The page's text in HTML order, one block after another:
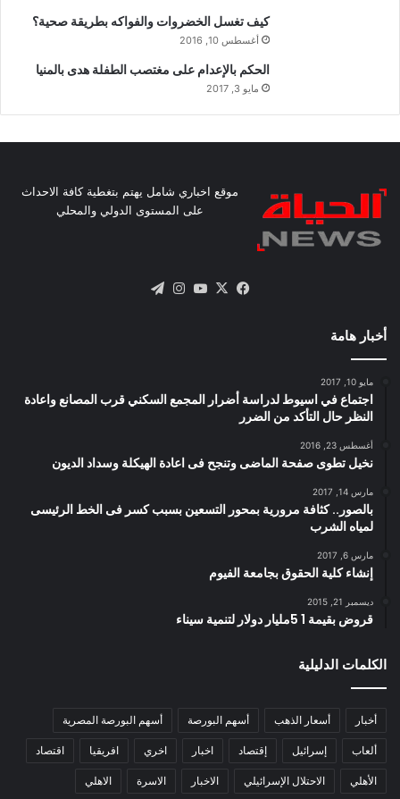
كيف تغسل الخضروات والفواكه بطريقة صحية؟
أغسطس 10, 2016
الحكم بالإعدام على مغتصب الطفلة هدى بالمنيا
مايو 3, 2017
موقع اخباري شامل يهتم بتغطية كافة الاحداث
على المستوى الدولي والمحلي
فيسبوك
X يوتيوبانستقرام
أخبار هامة
مايو 10, 2017
اجتماع في اسيوط لدراسة أضرار المجمع السكني قرب المصانع واعادة
النظر حال التأكد من الضرر
أغسطس 23, 2016
نخيل تطوى صفحة الماضى وتنجح فى اعادة الهيكلة وسداد الديون
مارس 14, 2017
بالصور.. كثافة مرورية بمحور التسعين بسبب كسر فى الخط الرئيسى
لمياه الشرب
مارس 6, 2017
إنشاء كلية الحقوق بجامعة الفيوم
ديسمبر 21, 2015
قروض بقيمة 1 5مليار دولار لتنمية سيناء
الكلمات الدليلية
أخبار أسعار الذهب أسهم البورصة أسهم البورصة المصرية
ألعاب إسرائيل إقتصاد اخبار اخري افريقيا اقتصاد
الأهلي الاحتلال الإسرائيلي الاخبار الاسرة الاهلي